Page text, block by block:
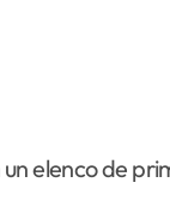
elenco de